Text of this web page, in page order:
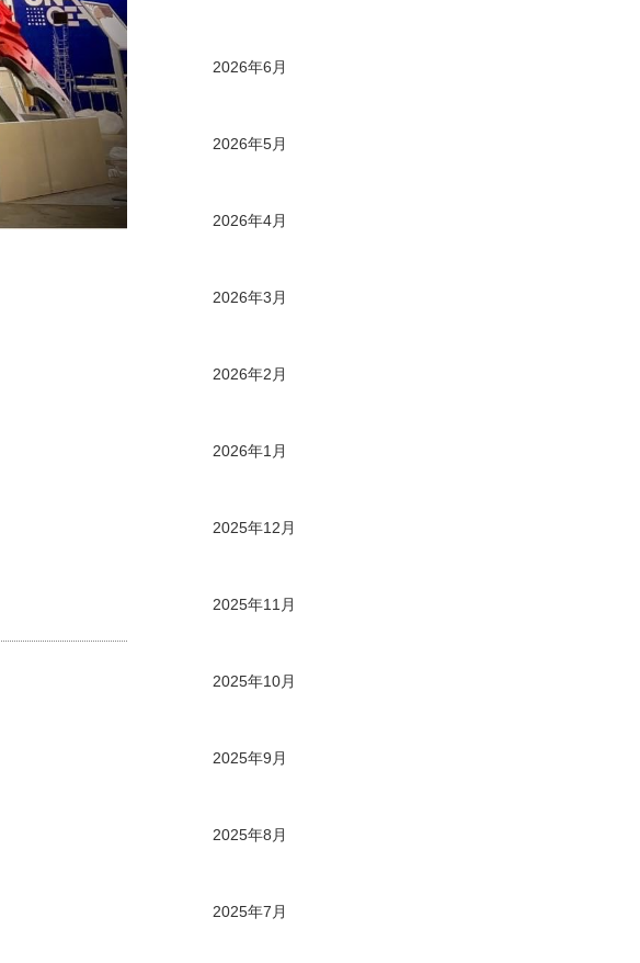
2026年6月
2026年5月
2026年4月
2026年3月
2026年2月
2026年1月
2025年12月
2025年11月
2025年10月
2025年9月
2025年8月
2025年7月